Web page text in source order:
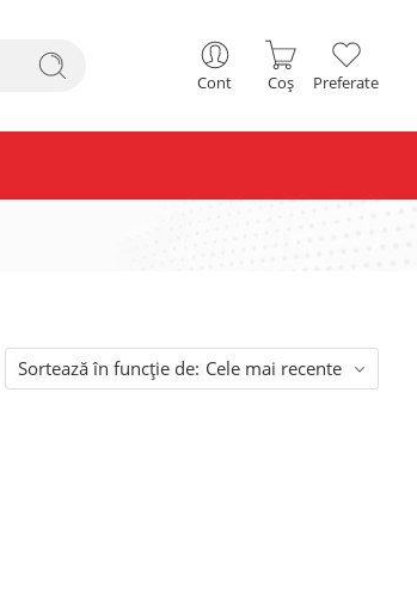
Cont Coș Preferate
Sortează în funcție de: Cele mai recente